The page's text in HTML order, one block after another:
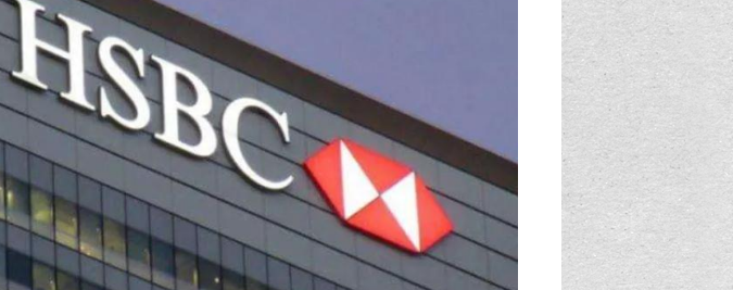
انتهاكات
تميم